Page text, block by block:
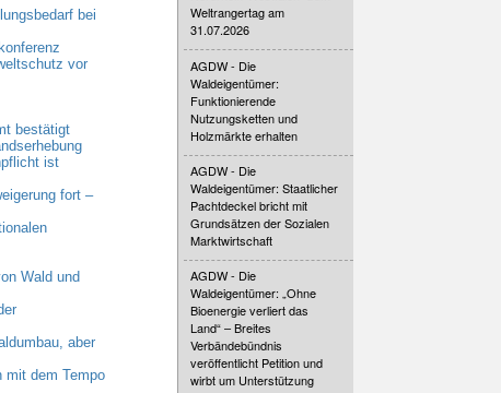
bei
vor
bestätigt
ist
fort –
Wald und
aber
mit dem Tempo
Weltrangertag am
31.07.2026
AGDW - Die
Waldeigentümer:
Funktionierende
Nutzungsketten und
Holzmärkte erhalten
AGDW - Die
Waldeigentümer: Staatlicher
Pachtdeckel bricht mit
Grundsätzen der Sozialen
Marktwirtschaft
AGDW - Die
Waldeigentümer: „Ohne
Bioenergie verliert das
Land“ – Breites
Verbändebündnis
veröffentlicht Petition und
wirbt um Unterstützung